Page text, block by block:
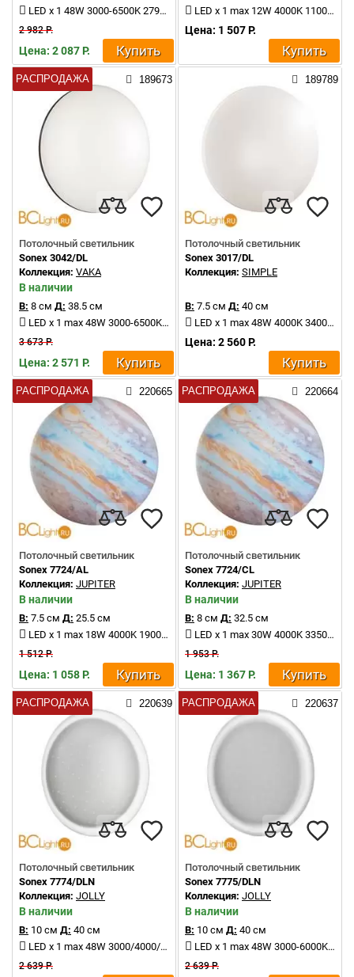
LED x 1 48W 3000-6500K 2790Lm
2 982 Р.
Цена: 2 087 Р. Купить
LED x 1 max 12W 4000K 1100Lm
Цена: 1 507 Р.
Купить
РАСПРОДАЖА 189673
Потолочный светильник
Sonex 3042/DL
Коллекция: VAKA
В наличии
В: 8 см Д: 38.5 см
LED x 1 max 48W 3000-6500K 3400-3800Lm
3 673 Р.
Цена: 2 571 Р. Купить
189789
Потолочный светильник
Sonex 3017/DL
Коллекция: SIMPLE
В: 7.5 см Д: 40 см
LED x 1 max 48W 4000K 3400Lm
Цена: 2 560 Р.
Купить
РАСПРОДАЖА 220665
Потолочный светильник
Sonex 7724/AL
Коллекция: JUPITER
В наличии
В: 7.5 см Д: 25.5 см
LED x 1 max 18W 4000K 1900Lm
1 512 Р.
Цена: 1 058 Р. Купить
РАСПРОДАЖА 220664
Потолочный светильник
Sonex 7724/CL
Коллекция: JUPITER
В наличии
В: 8 см Д: 32.5 см
LED x 1 max 30W 4000K 3350Lm
1 953 Р.
Цена: 1 367 Р. Купить
РАСПРОДАЖА 220639
Потолочный светильник
Sonex 7774/DLN
Коллекция: JOLLY
В наличии
В: 10 см Д: 40 см
LED x 1 max 48W 3000/4000/6000K 5047Lm
2 639 Р.
РАСПРОДАЖА 220637
Потолочный светильник
Sonex 7775/DLN
Коллекция: JOLLY
В наличии
В: 10 см Д: 40 см
LED x 1 max 48W 3000-6000K 5047Lm
2 639 Р.